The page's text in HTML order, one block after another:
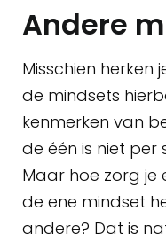
Andere
Misschien herken
de mindsets
kenmerken van
de één is niet
Maar hoe zorg je
de ene mindset
andere? Dat is